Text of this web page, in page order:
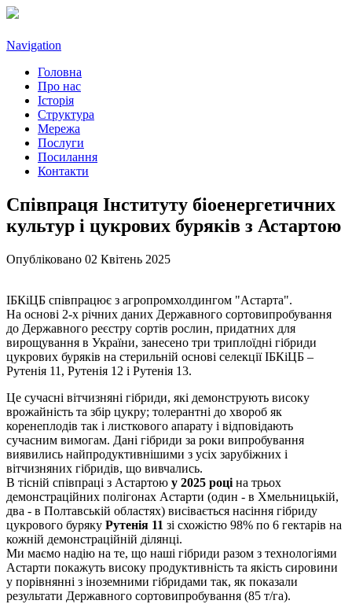
Navigation
Головна
Про нас
Історія
Структура
Мережа
Послуги
Посилання
Контакти
Співпраця Інституту біоенергетичних
культур і цукрових буряків з Астартою
Опубліковано 02 Квітень 2025
ІБКіЦБ співпрацює з агропромхолдингом "Астарта".
На основі 2-х річних даних Державного сортовипробування
до Державного реєстру сортів рослин, придатних для
вирощування в України, занесено три триплоїдні гібриди
цукрових буряків на стерильній основі селекції ІБКіЦБ –
Рутенія 11, Рутенія 12 і Рутенія 13.
Це сучасні вітчизняні гібриди, які демонструють високу
врожайність та збір цукру; толерантні до хвороб як
коренеплодів так і листкового апарату і відповідають
сучасним вимогам. Дані гібриди за роки випробування
виявились найпродуктивнішими з усіх зарубіжних і
вітчизняних гібридів, що вивчались.
В тісній співпраці з Астартою у 2025 році на трьох
демонстраційних полігонах Астарти (один - в Хмельницькій,
два - в Полтавській областях) висівається насіння гібриду
цукрового буряку Рутенія 11 зі схожістю 98% по 6 гектарів на
кожній демонстраційній ділянці.
Ми маємо надію на те, що наші гібриди разом з технологіями
Астарти покажуть високу продуктивність та якість сировини
у порівнянні з іноземними гібридами так, як показали
результати Державного сортовипробування (85 т/га).